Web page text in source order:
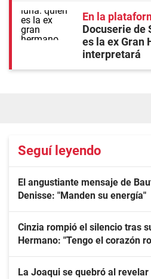
En la
Docuserie de
es la ex Gran
interpretará
Seguí leyendo
El angustiante mensaje de
Denisse: "Manden su energía"
Cinzia rompió el silencio tras
Hermano: "Tengo el corazón
La Joaqui se quebró al revelar